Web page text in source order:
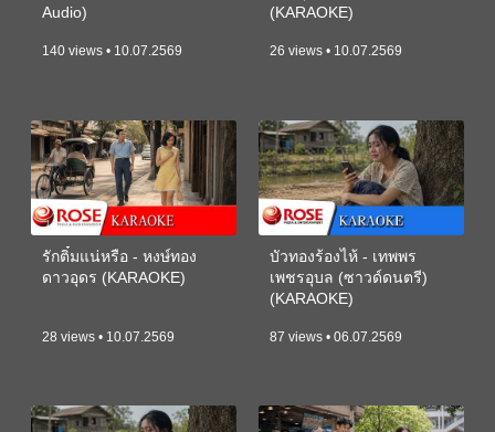
Audio)
140 views • 10.07.2569
(KARAOKE)
26 views • 10.07.2569
รักติ๋มแน่หรือ - หงษ์ทอง
ดาวอุดร (KARAOKE)
28 views • 10.07.2569
บัวทองร้องไห้ - เทพพร
เพชรอุบล (ซาวด์ดนตรี)
(KARAOKE)
87 views • 06.07.2569